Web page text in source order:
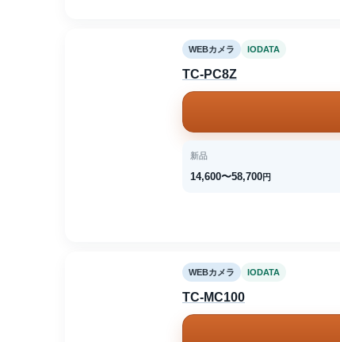
WEBカメラ IODATA
TC-PC8Z
新品
14,600〜58,700円
WEBカメラ IODATA
TC-MC100